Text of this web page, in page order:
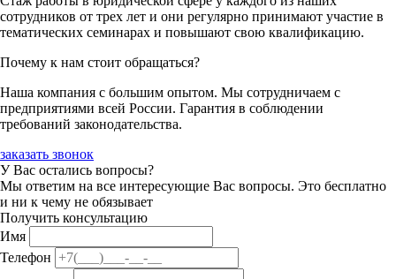
сотрудников от трех лет и они регулярно принимают участие в
тематических семинарах и повышают свою квалификацию.
Почему к нам стоит обращаться?
Наша компания с большим опытом. Мы сотрудничаем с
предприятиями всей России. Гарантия в соблюдении
требований законодательства.
заказать звонок
У Вас остались вопросы?
Мы ответим на все интересующие Вас вопросы. Это бесплатно
и ни к чему не обязывает
Получить консультацию
Имя
Телефон